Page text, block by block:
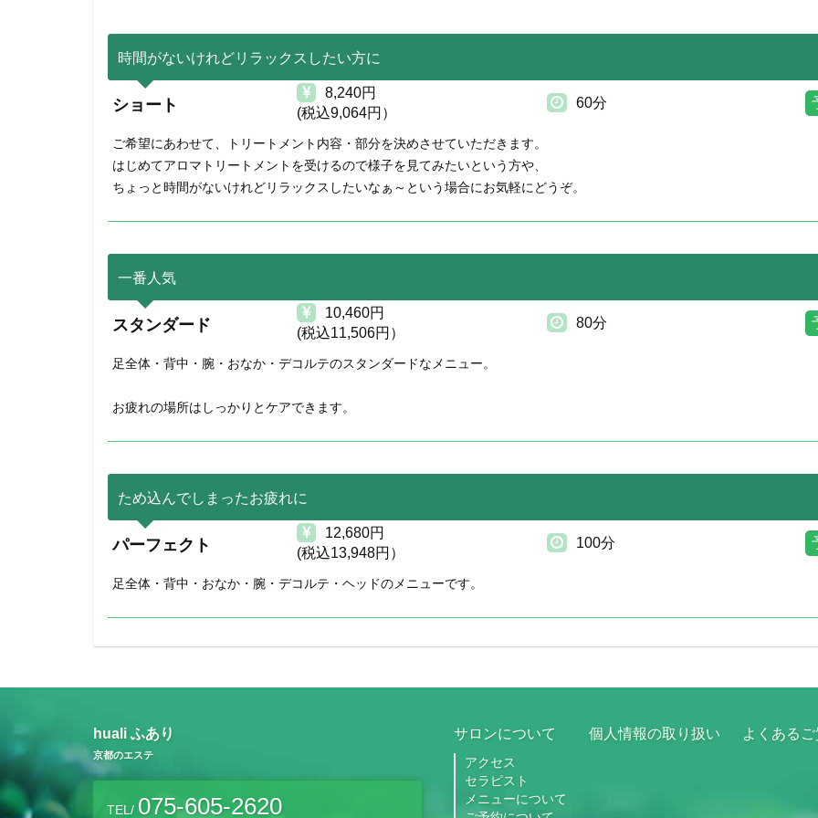
時間がないけれどリラックスしたい方に
ショート
8,240円
(税込9,064円）
60分
ご希望にあわせて、トリートメント内容・部分を決めさせていただきます。
はじめてアロマトリートメントを受けるので様子を見てみたいという方や、
ちょっと時間がないけれどリラックスしたいなぁ～という場合にお気軽にどうぞ。
一番人気
スタンダード
10,460円
(税込11,506円）
80分
足全体・背中・腕・おなか・デコルテのスタンダードなメニュー。
お疲れの場所はしっかりとケアできます。
ため込んでしまったお疲れに
パーフェクト
12,680円
(税込13,948円）
100分
足全体・背中・おなか・腕・デコルテ・ヘッドのメニューです。
huali ふあり
京都のエステ
TEL/ 075-605-2620
サロンについて
アクセス
セラピスト
メニューについて
個人情報の取り扱い よくある